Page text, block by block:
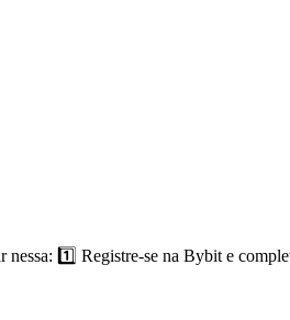
nessa: 1️⃣ Registre-se na Bybit e